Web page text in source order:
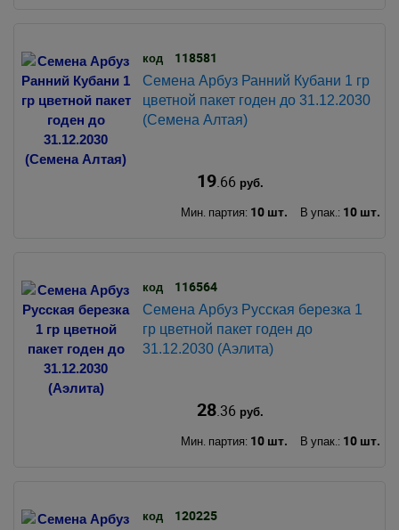
код 118581
Семена Арбуз Ранний Кубани 1 гр
цветной пакет годен до 31.12.2030
(Семена Алтая)
19.66 руб.
Мин. партия: 10 шт. В упак.: 10 шт.
код 116564
Семена Арбуз Русская березка 1
гр цветной пакет годен до
31.12.2030 (Аэлита)
28.36 руб.
Мин. партия: 10 шт. В упак.: 10 шт.
код 120225